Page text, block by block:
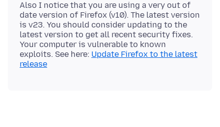
Also I notice that you are using a very out of
date version of Firefox (v10). The latest version
is v23. You should consider updating to the
latest version to get all recent security fixes.
Your computer is vulnerable to known
exploits. See here: Update Firefox to the latest
release